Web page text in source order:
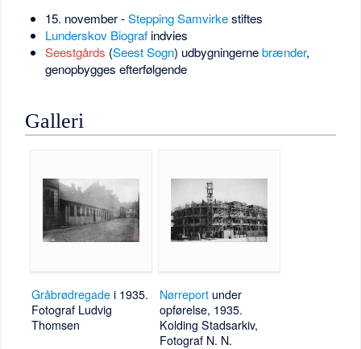
15. november -Stepping Samvirkestiftes
Lunderskov Biografindvies
Seestgårds (Seest Sogn) udbygningernebrænder,
genopbygges efterfølgende
Galleri
Gråbrødregade i 1935.
Fotograf Ludvig
Thomsen
Nørreport under
opførelse, 1935.
Kolding Stadsarkiv,
Fotograf N. N.